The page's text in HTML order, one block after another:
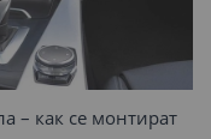
– как се монтират